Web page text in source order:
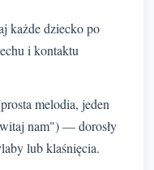
każde dziecko po
i kontaktu
melodia, jeden
nam") — dorosły
lub klaśnięcia.